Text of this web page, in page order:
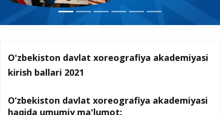
O'zbekiston davlat xoreografiya akademiyasi
kirish ballari 2021
O‘zbekiston davlat xoreografiya akademiyasi
haqida umumiy ma'lumot: